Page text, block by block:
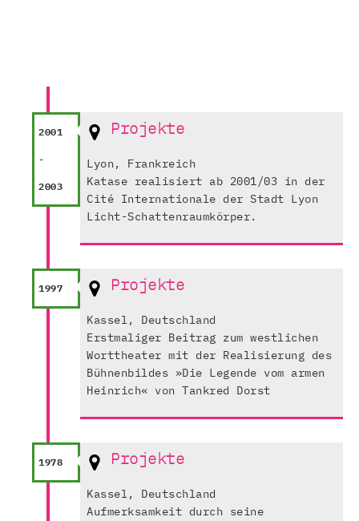
2001
-
2003
Projekte
Lyon, Frankreich
Katase realisiert ab 2001/03 in der
Cité Internationale der Stadt Lyon
Licht-Schattenraumkörper.
1997 Projekte
Kassel, Deutschland
Erstmaliger Beitrag zum westlichen
Worttheater mit der Realisierung des
Bühnenbildes »Die Legende vom armen
Heinrich« von Tankred Dorst
1978 Projekte
Kassel, Deutschland
Aufmerksamkeit durch seine